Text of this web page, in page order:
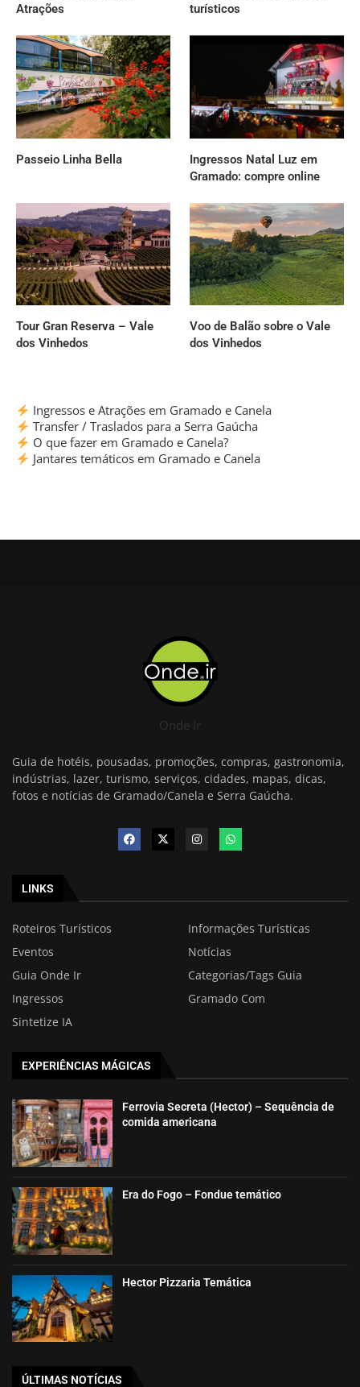
Atrações
turísticos
Passeio Linha Bella
Ingressos Natal Luz em
Gramado: compre online
Tour Gran Reserva – Vale
dos Vinhedos
Voo de Balão sobre o Vale
dos Vinhedos
Ingressos e Atrações em Gramado e Canela
Transfer / Traslados para a Serra Gaúcha
O que fazer em Gramado e Canela?
Jantares temáticos em Gramado e Canela
Onde Ir
Guia de hotéis, pousadas, promoções, compras, gastronomia,
indústrias, lazer, turismo, serviços, cidades, mapas, dicas,
fotos e notícias de Gramado/Canela e Serra Gaúcha.
LINKS
Roteiros Turísticos
Informações Turísticas
Eventos
Notícias
Guia Onde Ir
Categorias/Tags Guia
Ingressos
Gramado Com
Sintetize IA
EXPERIÊNCIAS MÁGICAS
Ferrovia Secreta (Hector) – Sequência de
comida americana
Era do Fogo – Fondue temático
Hector Pizzaria Temática
ÚLTIMAS NOTÍCIAS